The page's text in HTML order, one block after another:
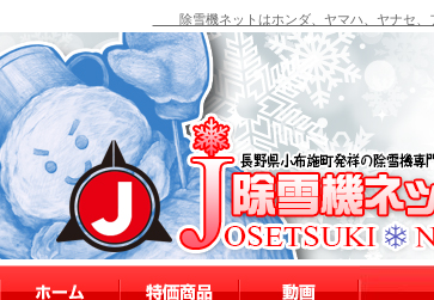
除雪機ネットはホンダ、ヤマハ、ヤナセ、フ